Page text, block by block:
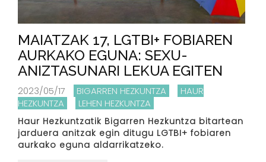
MAIATZAK 17, LGTBI+ FOBIAREN
AURKAKO EGUNA: SEXU-
ANIZTASUNARI LEKUA EGITEN
2023/05/17 BIGARREN HEZKUNTZA
HAUR
HEZKUNTZA
LEHEN HEZKUNTZA
Haur Hezkuntzatik Bigarren Hezkuntza bitartean
jarduera anitzak egin ditugu LGTBI+ fobiaren
aurkako eguna aldarrikatzeko.